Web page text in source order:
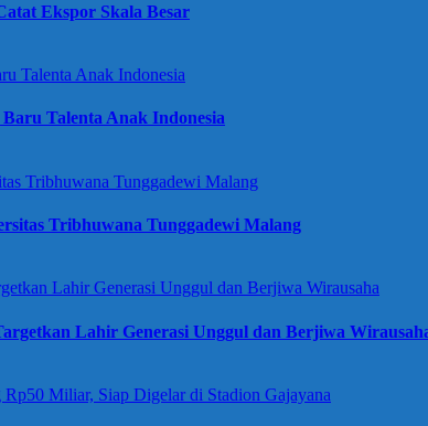
Ekspor Skala Besar
Talenta Anak Indonesia
Tribhuwana Tunggadewi Malang
Lahir Generasi Unggul dan Berjiwa